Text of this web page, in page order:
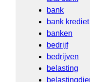
bank
bank krediet
banken
bedrijf
bedrijven
belasting